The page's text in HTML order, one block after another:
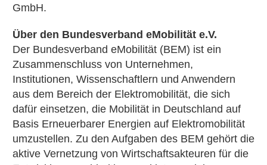
GmbH.
Über den Bundesverband eMobilität e.V.
Der Bundesverband eMobilität (BEM) ist ein
Zusammenschluss von Unternehmen,
Institutionen, Wissenschaftlern und Anwendern
aus dem Bereich der Elektromobilität, die sich
dafür einsetzen, die Mobilität in Deutschland auf
Basis Erneuerbarer Energien auf Elektromobilität
umzustellen. Zu den Aufgaben des BEM gehört die
aktive Vernetzung von Wirtschaftsakteuren für die